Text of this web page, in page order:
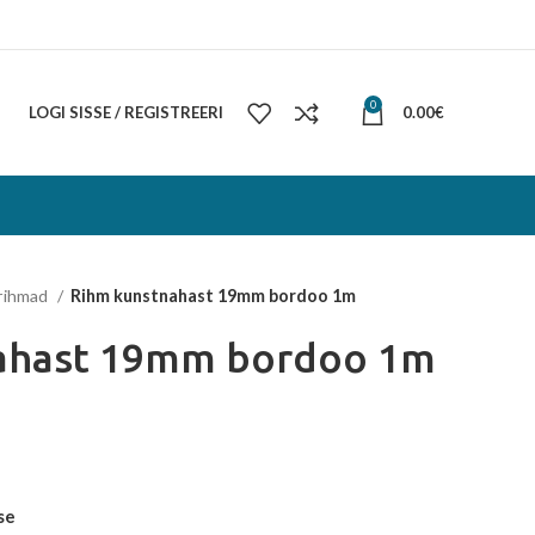
LOGI SISSE / REGISTREERI 0 0.00€
Rihm kunstnahast 19mm bordoo 1m
19mm bordoo 1m